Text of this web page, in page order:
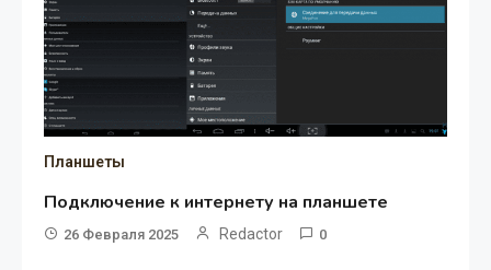
Планшеты
Подключение к интернету на планшете
26 Февраля 2025 Redactor 0